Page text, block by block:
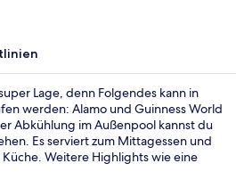
Lage, denn Folgendes kann in
werden: Alamo und Guinness World
Abkühlung im Außenpool kannst du
Es serviert zum Mittagessen und
Weitere Highlights wie eine